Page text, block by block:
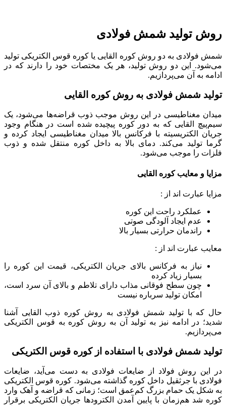
روش تولید شمش فولادی
شمش فولادی به دو روش کوره القایی یا کوره قوس الکتریکی تولید
می‌شود. این دو روش تولید، هر یک مختصات خود را دارند که در
ادامه به آن می‌پردازیم.
تولید شمش فولادی به روش کوره القایی
میدان مغناطیسی در این روش موجب ذوب قراضه‌ها می‌شود، یک
سیم‌پیچ القایی که به دور کوره پیچیده شده است در هنگام وجود
جریان الکتریسیته با فرکانس بالا میدان مغناطیسی ایجاد کرده و
گرما تولید می‌کند. دمای بالا به داخل کوره منتقل شده و ذوب
فلزات را موجب می‌شود.
مزایا و معایب کوره القایی
مزایا عبارت اند از :
عملکرد راحت این کوره
عدم ایجاد آلودگی صوتی
راندمان حرارتی بسیار بالا
معایب عبارت اند از :
نیاز به فرکانس بالای جریان الکتریکی، قیمت این کوره را
بسیار زیاد کرده
چون سطح فوقانی مذاب دارای تلاطم و بالای آن سرد است،
امکان تولید سرباره نیست
حال که با تولید شمش فولادی به روش کوره ذوب القایی آشنا
شدید؛ در ادامه نیز به تولید آن به روش کوره به قوس الکتریکی
می‌پردازیم.
تولید شمش فولادی با استفاده از کوره قوس الکتریکی
در این روش فولاد از ضایعات فولادی به دست می‌آید، ضایعات
فولادی با جرثقیل داخل کوره گذاشته می‌شود. کوره قوس الکتریکی
به شکل یک حمام بزرگ کم‌عمق است؛ زمانی که قراضه و آهک وارد
کوره شد هم‌زمان با پایین آمدن الکترودها جریان الکتریکی برقرار